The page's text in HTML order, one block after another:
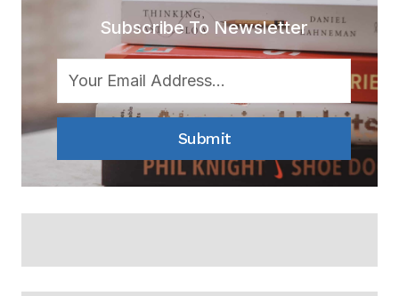
Subscribe To Newsletter
Submit